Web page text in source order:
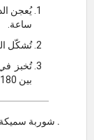
يُعجن
ساعة.
تُشكّل
تُخبز
بين 180 و200 درجة مئوية لمدة 20 دقيقة.
. شوربة سميكة